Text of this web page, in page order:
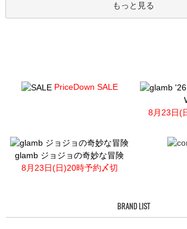
もっと見る
PriceDown SALE
8月23日(
glamb ジョジョの奇妙な冒険
8月23日(日)20時予約〆切
BRAND LIST